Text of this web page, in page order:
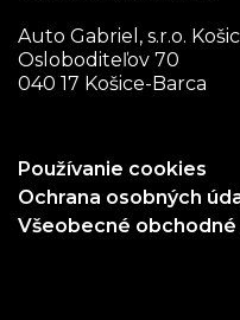
Auto Gabriel, s.r.o.
Osloboditeľov 70
040 17 Košice-Barca
Používanie cookies
Ochrana osobných
Všeobecné